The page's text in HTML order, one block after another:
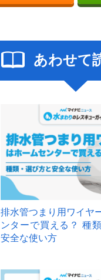
あわせて
排水管つまり用ワイヤ
ンターで買える？ 種
安全な使い方